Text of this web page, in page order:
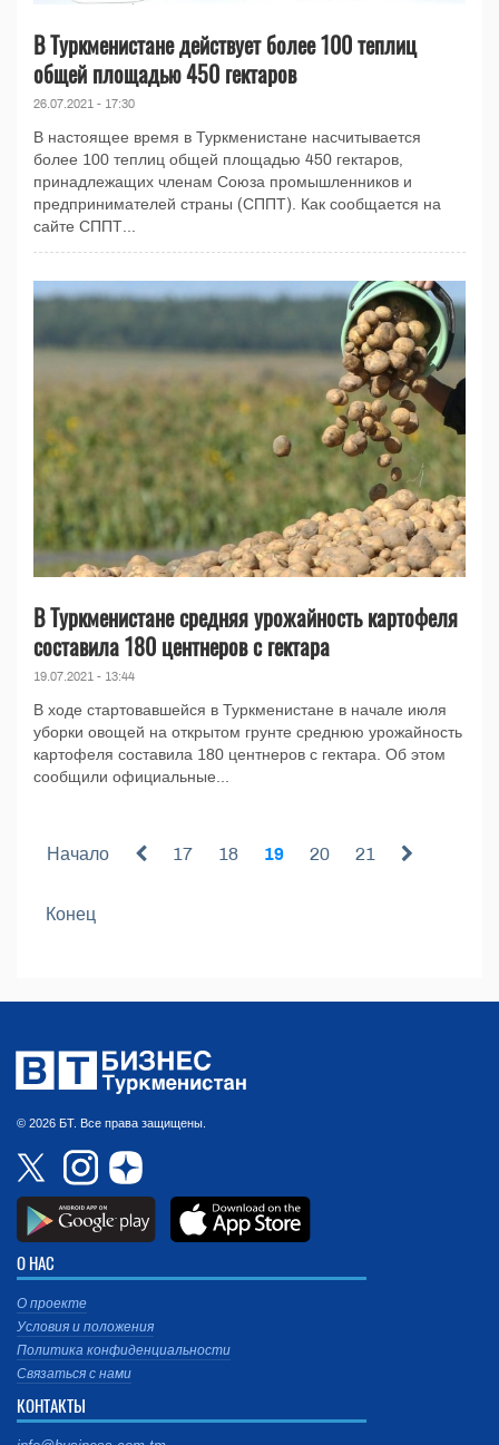
В Туркменистане действует более 100 теплиц
общей площадью 450 гектаров
26.07.2021 - 17:30
В настоящее время в Туркменистане насчитывается
более 100 теплиц общей площадью 450 гектаров,
принадлежащих членам Союза промышленников и
предпринимателей страны (СППТ). Как сообщается на
сайте СППТ...
В Туркменистане средняя урожайность картофеля
составила 180 центнеров с гектара
19.07.2021 - 13:44
В ходе стартовавшейся в Туркменистане в начале июля
уборки овощей на открытом грунте среднюю урожайность
картофеля составила 180 центнеров с гектара. Об этом
сообщили официальные...
Начало 17 18 19 20 21
Конец
© 2026 БТ. Все права защищены.
О НАС
О проекте
Условия и положения
Политика конфиденциальности
Связаться с нами
КОНТАКТЫ